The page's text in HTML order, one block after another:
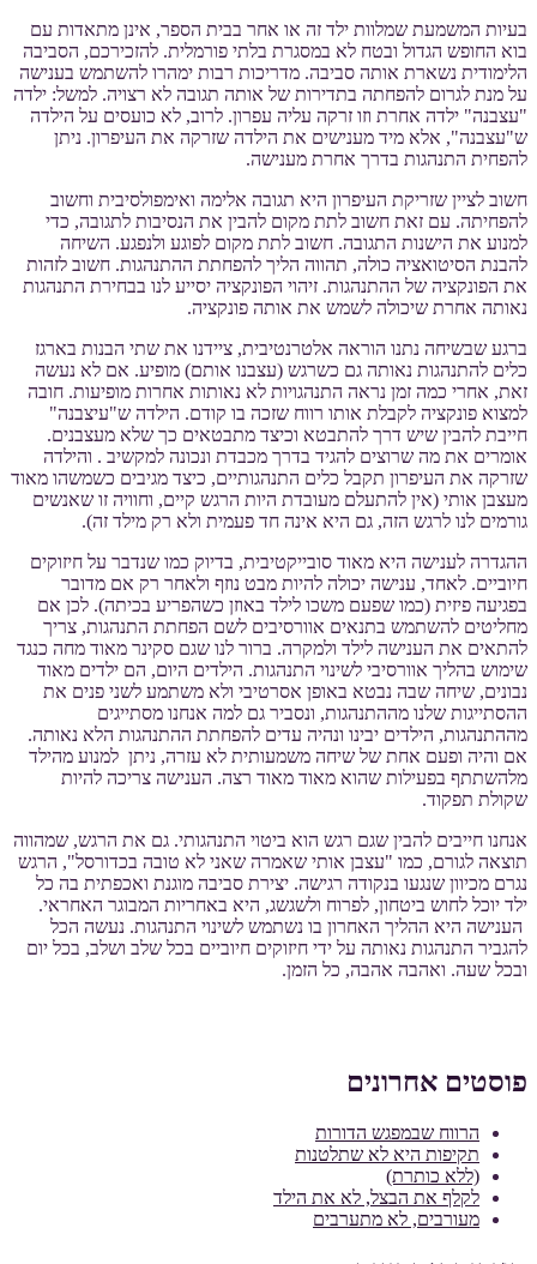
בעיות המשמעת שמלוות ילד זה או אחר בבית הספר, אינן מתאדות עם
בוא החופש הגדול ובטח לא במסגרת בלתי פורמלית. להזכירכם, הסביבה
הלימודית נשארת אותה סביבה. מדריכות רבות ימהרו להשתמש בענישה
על מנת לגרום להפחתה בתדירות של אותה תגובה לא רצויה. למשל: ילדה
"עצבנה" ילדה אחרת וזו זרקה עליה עפרון. לרוב, לא כועסים על הילדה
ש"עצבנה", אלא מיד מענישים את הילדה שזרקה את העיפרון. ניתן
להפחית התנהגות בדרך אחרת מענישה.
חשוב לציין שזריקת העיפרון היא תגובה אלימה ואימפולסיבית וחשוב
להפחיתה. עם זאת חשוב לתת מקום להבין את הנסיבות לתגובה, כדי
למנוע את הישנות התגובה. חשוב לתת מקום לפוגע ולנפגע. השיחה
להבנת הסיטואציה כולה, תהווה הליך להפחתת ההתנהגות. חשוב לזהות
את הפונקציה של ההתנהגות. זיהוי הפונקציה יסייע לנו בבחירת התנהגות
נאותה אחרת שיכולה לשמש את אותה פונקציה.
ברגע שבשיחה נתנו הוראה אלטרנטיבית, ציידנו את שתי הבנות בארגז
כלים להתנהגות נאותה גם כשרגש (עצבנו אותם) מופיע. אם לא נעשה
זאת, אחרי כמה זמן נראה התנהגויות לא נאותות אחרות מופיעות. חובה
למצוא פונקציה לקבלת אותו רווח שזכה בו קודם. הילדה ש"עיצבנה"
חייבת להבין שיש דרך להתבטא וכיצד מתבטאים כך שלא מעצבנים.
אומרים את מה שרוצים להגיד בדרך מכבדת ונכונה למקשיב . והילדה
שזרקה את העיפרון תקבל כלים התנהגותיים, כיצד מגיבים כשמשהו מאוד
מעצבן אותי (אין להתעלם מעובדת היות הרגש קיים, וחוויה זו שאנשים
גורמים לנו לרגש הזה, גם היא אינה חד פעמית ולא רק מילד זה).
ההגדרה לענישה היא מאוד סובייקטיבית, בדיוק כמו שנדבר על חיזוקים
חיוביים. לאחד, ענישה יכולה להיות מבט נוזף ולאחר רק אם מדובר
בפגיעה פיזית (כמו שפעם משכו לילד באוזן כשהפריע בכיתה). לכן אם
מחליטים להשתמש בתנאים אוורסיבים לשם הפחתת התנהגות, צריך
להתאים את הענישה לילד ולמקרה. ברור לנו שגם סקינר מאוד מחה כנגד
שימוש בהליך אוורסיבי לשינוי התנהגות. הילדים היום, הם ילדים מאוד
נבונים, שיחה שבה נבטא באופן אסרטיבי ולא משתמע לשני פנים את
ההסתייגות שלנו מההתנהגות, ונסביר גם למה אנחנו מסתייגים
מההתנהגות, הילדים יבינו ונהיה עדים להפחתת ההתנהגות הלא נאותה.
אם והיה ופעם אחת של שיחה משמעותית לא עזרה, ניתן למנוע מהילד
מלהשתתף בפעילות שהוא מאוד מאוד רצה. הענישה צריכה להיות
שקולת תפקוד.
אנחנו חייבים להבין שגם רגש הוא ביטוי התנהגותי. גם את הרגש, שמהווה
תוצאה לגורם, כמו "עצבן אותי שאמרה שאני לא טובה בכדורסל", הרגש
נגרם מכיוון שנגעו בנקודה רגישה. יצירת סביבה מוגנת ואכפתית בה כל
ילד יוכל לחוש ביטחון, לפרוח ולשגשג, היא באחריות המבוגר האחראי.
הענישה היא ההליך האחרון בו נשתמש לשינוי התנהגות. נעשה הכל
להגביר התנהגות נאותה על ידי חיזוקים חיוביים בכל שלב ושלב, בכל יום
ובכל שעה. ואהבה אהבה, כל הזמן.
פוסטים אחרונים
הרווח שבמפגש הדורות
תקיפות היא לא שתלטנות
(ללא כותרת)
לקלף את הבצל, לא את הילד
מעורבים, לא מתערבים